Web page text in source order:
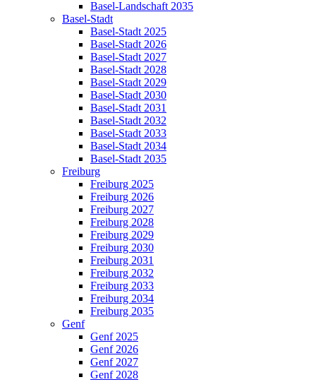
Basel-Landschaft 2035
Basel-Stadt
Basel-Stadt 2025
Basel-Stadt 2026
Basel-Stadt 2027
Basel-Stadt 2028
Basel-Stadt 2029
Basel-Stadt 2030
Basel-Stadt 2031
Basel-Stadt 2032
Basel-Stadt 2033
Basel-Stadt 2034
Basel-Stadt 2035
Freiburg
Freiburg 2025
Freiburg 2026
Freiburg 2027
Freiburg 2028
Freiburg 2029
Freiburg 2030
Freiburg 2031
Freiburg 2032
Freiburg 2033
Freiburg 2034
Freiburg 2035
Genf
Genf 2025
Genf 2026
Genf 2027
Genf 2028